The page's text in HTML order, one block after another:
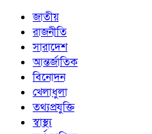
জাতীয়
রাজনীতি
সারাদেশ
আন্তর্জাতিক
বিনোদন
খেলাধুলা
তথ্যপ্রযুক্তি
স্বাস্থ্য